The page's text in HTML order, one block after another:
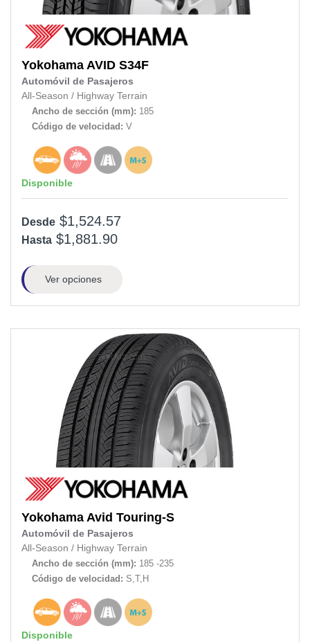
Yokohama AVID S34F
Automóvil de Pasajeros
All-Season / Highway Terrain
Ancho de sección (mm): 185
Código de velocidad: V
Disponible
Desde $1,524.57
Hasta $1,881.90
Ver opciones
Yokohama Avid Touring-S
Automóvil de Pasajeros
All-Season / Highway Terrain
Ancho de sección (mm): 185 -235
Código de velocidad: S,T,H
Disponible